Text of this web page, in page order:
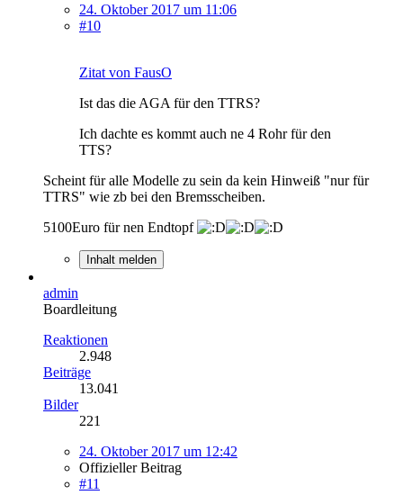
24. Oktober 2017 um 11:06
#10
Zitat von FausO
Ist das die AGA für den TTRS?
Ich dachte es kommt auch ne 4 Rohr für den
TTS?
Scheint für alle Modelle zu sein da kein Hinweiß "nur für
TTRS" wie zb bei den Bremsscheiben.
5100Euro für nen Endtopf
Inhalt melden
admin
Boardleitung
Reaktionen
2.948
Beiträge
13.041
Bilder
221
24. Oktober 2017 um 12:42
Offizieller Beitrag
#11